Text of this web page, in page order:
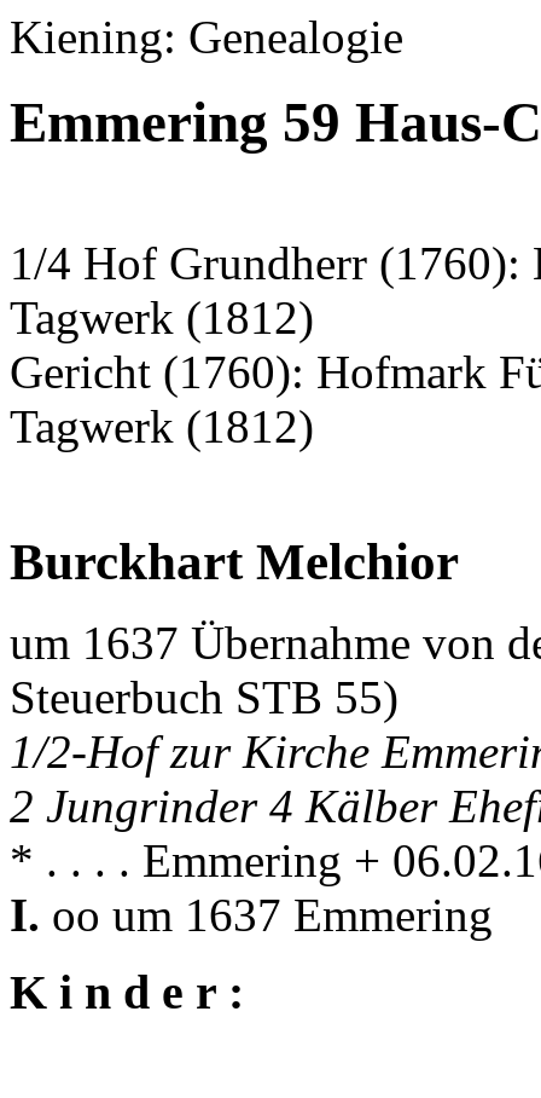
Kiening: Genealogie
Emmering 59
1/4 Hof Grundherr
Tagwerk (1812)
Gericht (1760): Hofmark
Tagwerk (1812)
Burckhart Melchior
um 1637 Übernahme von
Steuerbuch STB 55)
1/2-Hof zur Kirche
2 Jungrinder 4 Kälber
* . . . . Emmering +
I. oo um 1637 Emmering
K i n d e r :